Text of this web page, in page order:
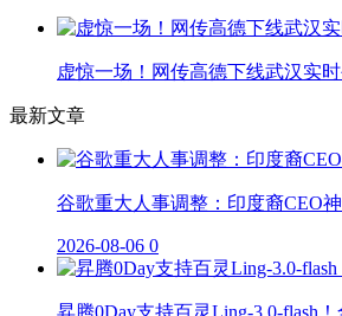
虚惊一场！网传高德下线武汉实
最新文章
谷歌重大人事调整：印度裔CEO
2026-08-06 0
昇腾0Day支持百灵Ling-3.0-flash！